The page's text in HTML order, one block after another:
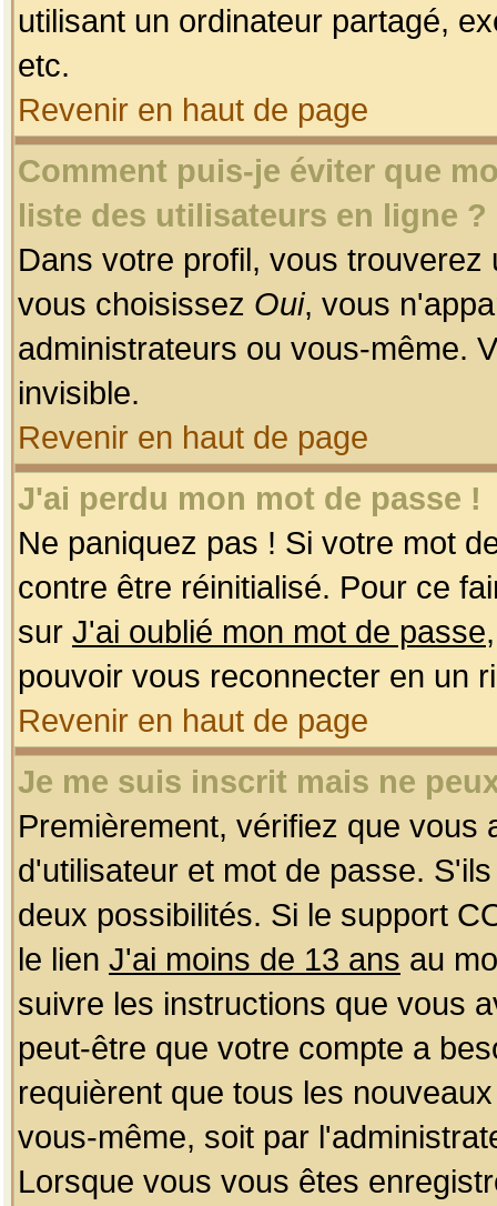
utilisant un ordinateur partagé,
etc.
Revenir en haut de page
Comment puis-je éviter que
liste des utilisateurs en ligne ?
Dans votre profil, vous
vous choisissez Oui, vous
administrateurs ou vous-même.
invisible.
Revenir en haut de page
J'ai perdu mon mot de passe !
Ne paniquez pas ! Si votre mot
contre être réinitialisé. Pour ce
sur J'ai oublié mon mot de passe
pouvoir vous reconnecter en un
Revenir en haut de page
Je me suis inscrit mais ne
Premièrement, vérifiez que
d'utilisateur et mot de passe.
deux possibilités. Si le support
le lien J'ai moins de 13 ans au
suivre les instructions que vous
peut-être que votre compte a
requièrent que tous les
vous-même, soit par
Lorsque vous vous êtes